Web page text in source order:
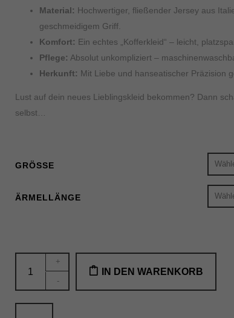
Material: Hochwertiger, fließender Jersey aus
geschmeidigem Griff.
Komfort: Ein echtes „Kofferkleid“ – leicht,
Pflege: Absolut unkompliziert –
Herkunft: Mit Liebe und hanseatischer Präzision
Lust auf dein neues Lieblingskleid bekommen? Dann
selbst…
GRÖSSE
ÄRMELLÄNGE
ultimative
Feierkleid
in
+
-
IN DEN WARENKORB
Statistik Cookies erfassen Informationen anonym. Diese
Marketing-Cookies werden von Drittanbietern oder Publishern
Externe Medien (7)